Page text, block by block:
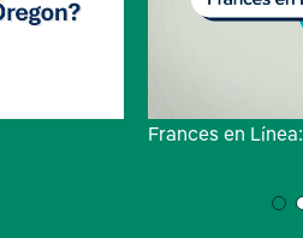
Frances en